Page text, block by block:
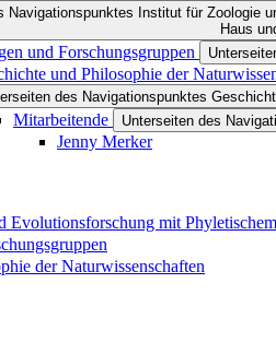
Navigationspunktes Institut für Zoologie
Haus
und Forschungsgruppen
und Philosophie der
des Navigationspunktes
Mitarbeitende Unterseiten des
Jenny Merker
Evolutionsforschung mit
der Naturwissenschaften